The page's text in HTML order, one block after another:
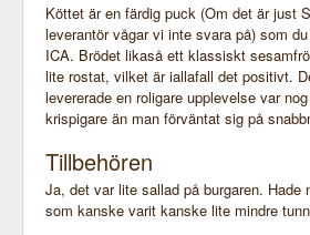
Köttet är en färdig puck (Om det är just
leverantör vågar vi inte svara på) som
ICA. Brödet likaså ett klassiskt
lite rostat, vilket är iallafall det positivt.
levererade en roligare upplevelse var
krispigare än man förväntat sig på
Tillbehören
Ja, det var lite sallad på burgaren. Hade
som kanske varit kanske lite mindre